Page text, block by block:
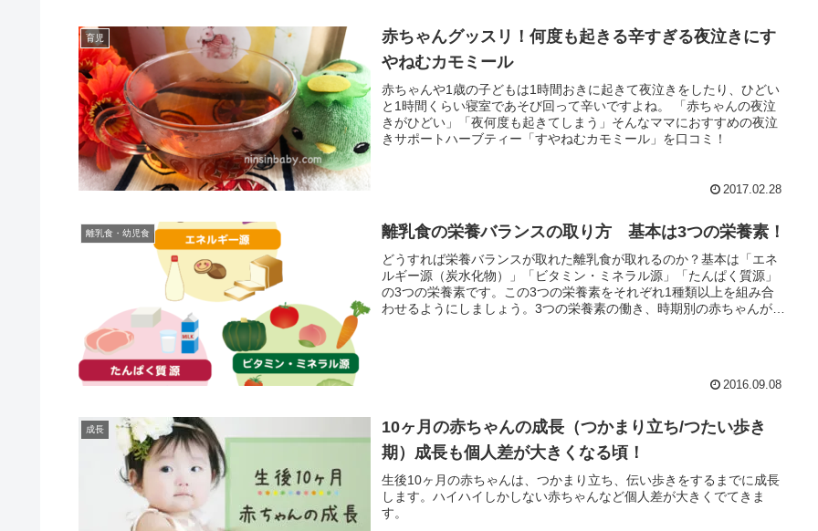
育児
赤ちゃんグッスリ！何度も起きる辛すぎる夜泣きにす
やねむカモミール
赤ちゃんや1歳の子どもは1時間おきに起きて夜泣きをしたり、ひどい
と1時間くらい寝室であそび回って辛いですよね。 「赤ちゃんの夜泣
きがひどい」「夜何度も起きてしまう」そんなママにおすすめの夜泣
きサポートハーブティー「すやねむカモミール」を口コミ！
2017.02.28
離乳食・幼児食 離乳食の栄養バランスの取り方 基本は3つの栄養素！
どうすれば栄養バランスが取れた離乳食が取れるのか？基本は「エネ
ルギー源（炭水化物）」「ビタミン・ミネラル源」「たんぱく質源」
の3つの栄養素です。この3つの栄養素をそれぞれ1種類以上を組み合
わせるようにしましょう。3つの栄養素の働き、時期別の赤ちゃんが食
2016.09.08
成長
10ヶ月の赤ちゃんの成長（つかまり立ち/つたい歩き
期）成長も個人差が大きくなる頃！
生後10ヶ月の赤ちゃんは、つかまり立ち、伝い歩きをするまでに成長
します。ハイハイしかしない赤ちゃんなど個人差が大きくでてきま
す。